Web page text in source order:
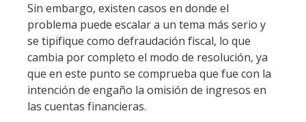
Sin embargo, existen casos en donde el
problema puede escalar a un tema más serio y
se tipifique como defraudación fiscal, lo que
cambia por completo el modo de resolución, ya
que en este punto se comprueba que fue con la
intención de engaño la omisión de ingresos en
las cuentas financieras.